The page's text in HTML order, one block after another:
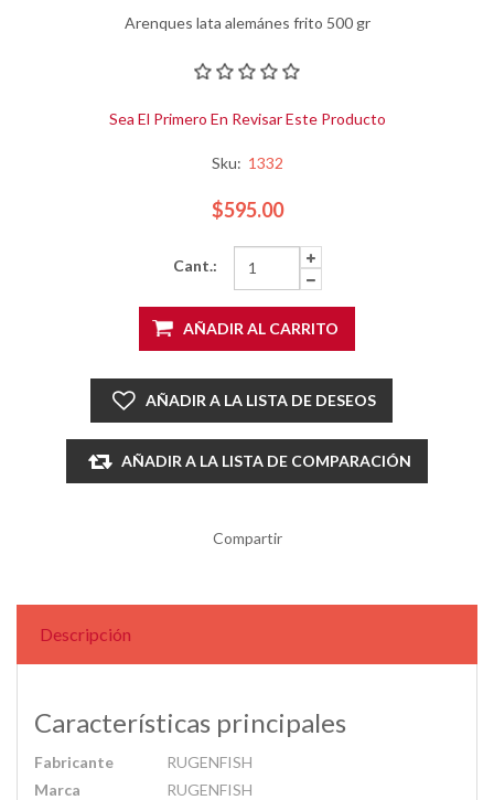
Arenques lata alemánes frito 500 gr
Sea El Primero En Revisar Este Producto
Sku: 1332
$595.00
Cant.:
AÑADIR AL CARRITO
AÑADIR A LA LISTA DE DESEOS
AÑADIR A LA LISTA DE COMPARACIÓN
Compartir
Descripción
Características principales
Fabricante
RUGENFISH
Marca
RUGENFISH